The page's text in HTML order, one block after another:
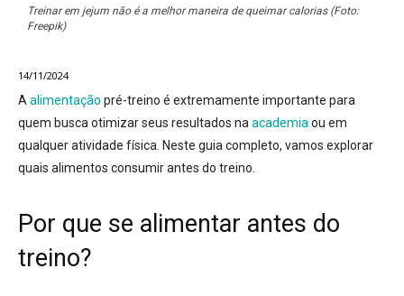
Treinar em jejum não é a melhor maneira de queimar calorias (Foto:
Freepik)
14/11/2024
Aalimentação pré-treino é extremamente importante para
quem busca otimizar seus resultados naacademiaou em
qualquer atividade física. Neste guia completo, vamos explorar
quais alimentos consumir antes do treino.
Por que se alimentar antes do
treino?